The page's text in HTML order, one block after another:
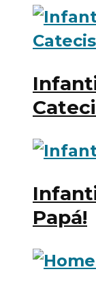
Papá!